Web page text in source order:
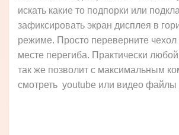
искать какие то подпорки или
зафиксировать экран дисплея в
режиме. Просто переверните чехол
месте перегиба. Практически
так же позволит с максимальным
смотреть youtube или видео